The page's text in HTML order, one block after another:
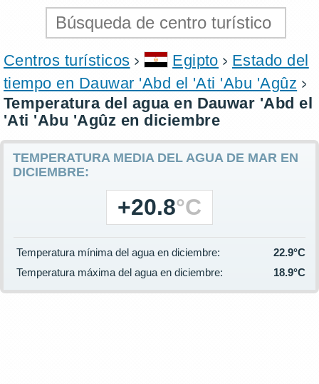
Centros turísticos Egipto
Estado del
tiempo en Dauwar 'Abd el 'Ati 'Abu 'Agûz
Temperatura del agua en Dauwar 'Abd el
'Ati 'Abu 'Agûz en diciembre
TEMPERATURA MEDIA DEL AGUA DE MAR EN
DICIEMBRE:
+20.8°C
Temperatura mínima del agua en diciembre:
22.9°C
Temperatura máxima del agua en diciembre:
18.9°C